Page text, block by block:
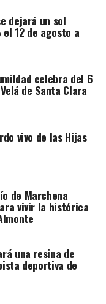
Ducal y
el centro
Allí se
satíricas,
personas
Carmona
en esta
Ricas
hombres y
la vida cotidiana
era la
mujeres cantaban
desde los
a las 17:30
El
un precio
se ponen a la
a partir del jueves
hasta agotar
horas, la
el tradicional
Navarro, con
turno de la Ruta
desde la Plaza
Área de
de diciembre, a
“Cantajuegos
dirigido
dejará un sol
12 de agosto a
celebra del 6
de Santa Clara
vivo de las Hijas
de Marchena
vivir la histórica
una resina de
deportiva de